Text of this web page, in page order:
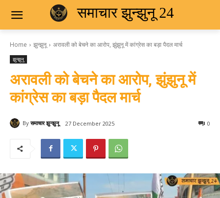
समाचार झुन्झुनू 24
Home झुन्झुनू अरावली को बेचने का आरोप, झुंझुनू में कांग्रेस का बड़ा पैदल मार्च
झुन्झुनू
अरावली को बेचने का आरोप, झुंझुनू में
कांग्रेस का बड़ा पैदल मार्च
By समाचार झुन्झुनू 27 December 2025 0